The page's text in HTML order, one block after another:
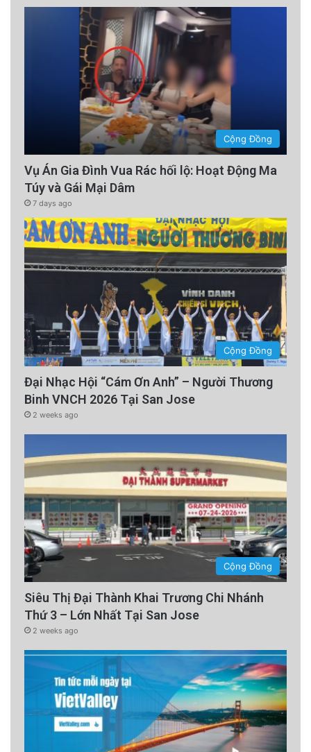
Cộng Đồng
Vụ Án Gia Đình Vua Rác hối lộ: Hoạt Động Ma
Túy và Gái Mại Dâm
7 days ago
Cộng Đồng
Đại Nhạc Hội “Cám Ơn Anh” – Người Thương
Binh VNCH 2026 Tại San Jose
2 weeks ago
Cộng Đồng
Siêu Thị Đại Thành Khai Trương Chi Nhánh
Thứ 3 – Lớn Nhất Tại San Jose
2 weeks ago